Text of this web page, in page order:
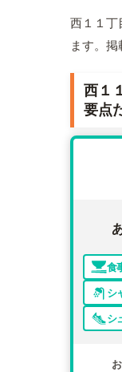
西１１丁
ます。
西１
要点
食
シ
シ